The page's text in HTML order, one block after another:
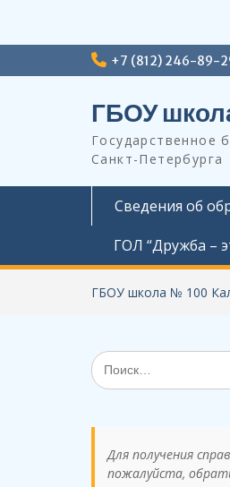
к
+7 (812) 246-89-
ГБОУ
Государственное
Санкт-Петербурга
Сведения об
ГОЛ “Дружба –
ГБОУ школа № 100
Поиск
по:
Для получения
пожалуйста,